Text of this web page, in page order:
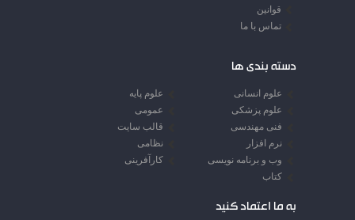
قوانین
تماس با ما
دسته بندی ها
علوم انسانی
علوم پایه
علوم پزشکی
عمومی
فنی مهندسی
قالب سایت
نرم افزار
نظامی
وب و برنامه نویسی
کارآفرینی
کتاب
به ما اعتماد کنید